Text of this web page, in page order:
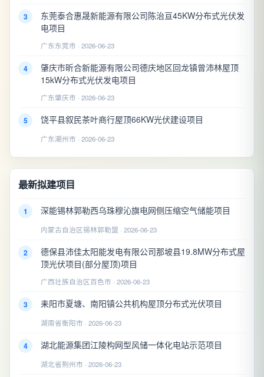
3
东莞泰合惠晟新能源有限公司陈治亘45KW分布式光伏发
电项目
广东东莞市 · 2026-06-23
4
肇庆市昕合新能源有限公司德庆地区回龙镇曾沛林屋顶
15kW分布式光伏发电项目
广东肇庆市 · 2026-06-23
5 饶平县叙民茶叶商行屋顶66KW光伏建设项目
广东潮州市 · 2026-06-23
最新拟建项目
1 深能锡林郭勒西乌珠穆沁旗电网侧压缩空气储能项目
内蒙古自治区锡林郭勒盟 · 2026-06-23
2
德保县沛佳太阳能发电有限公司那坡县19.8MW分布式屋
顶光伏项目(部分屋顶)项目
广西壮族自治区百色市 · 2026-06-23
3 耒阳市夏塘、南阳镇公共机构屋顶分布式光伏项目
湖南省衡阳市 · 2026-06-23
4 湖北能源集团江陵构网型风储一体化电站示范项目
湖北省荆州市 · 2026-06-23